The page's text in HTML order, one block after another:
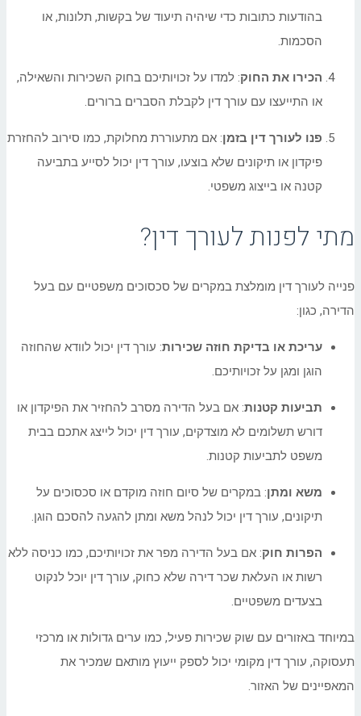
בהודעות כתובות כדי שיהיה תיעוד של בקשות, תלונות, או
הסכמות.
הכירו את החוק: למדו על זכויותיכם בחוק השכירות והשאילה,
או התייעצו עם עורך דין לקבלת הסברים ברורים.
פנו לעורך דין בזמן: אם מתעוררת מחלוקת, כמו סירוב להחזרת
פיקדון או תיקונים שלא בוצעו, עורך דין יכול לסייע בתביעה
קטנה או בייצוג משפטי.
מתי לפנות לעורך דין?
פנייה לעורך דין מומלצת במקרים של סכסוכים משפטיים עם בעל
הדירה, כגון:
עריכת או בדיקת חוזה שכירות: עורך דין יכול לוודא שהחוזה
הוגן ומגן על זכויותיכם.
תביעות קטנות: אם בעל הדירה מסרב להחזיר את הפיקדון או
דורש תשלומים לא מוצדקים, עורך דין יכול לייצג אתכם בבית
משפט לתביעות קטנות.
משא ומתן: במקרים של סיום חוזה מוקדם או סכסוכים על
תיקונים, עורך דין יכול לנהל משא ומתן להגעה להסכם הוגן.
הפרות חוק: אם בעל הדירה מפר את זכויותיכם, כמו כניסה ללא
רשות או העלאת שכר דירה שלא כחוק, עורך דין יוכל לנקוט
בצעדים משפטיים.
במיוחד באזורים עם שוק שכירות פעיל, כמו ערים גדולות או מרכזי
תעסוקה, עורך דין מקומי יכול לספק ייעוץ מותאם שמכיר את
המאפיינים של האזור.